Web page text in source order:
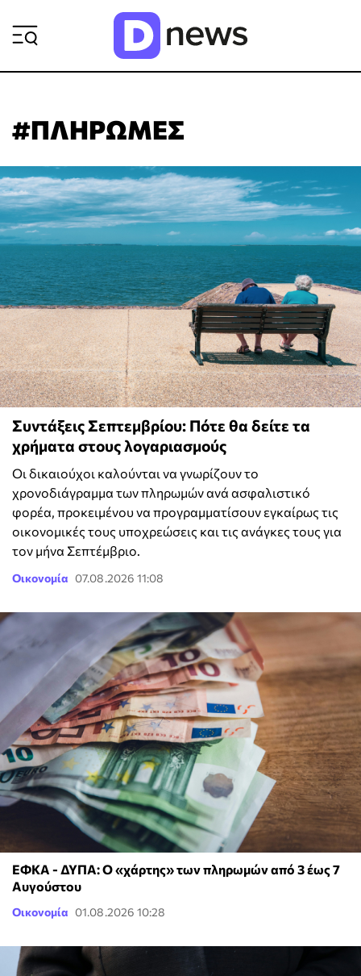
#ΠΛΗΡΩΜΕΣ
Συντάξεις Σεπτεμβρίου: Πότε θα δείτε τα
χρήματα στους λογαριασμούς
Οι δικαιούχοι καλούνται να γνωρίζουν το
χρονοδιάγραμμα των πληρωμών ανά ασφαλιστικό
φορέα, προκειμένου να προγραμματίσουν εγκαίρως τις
οικονομικές τους υποχρεώσεις και τις ανάγκες τους για
τον μήνα Σεπτέμβριο.
Οικονομία 07.08.2026 11:08
ΕΦΚΑ - ΔΥΠΑ: Ο «χάρτης» των πληρωμών από 3 έως 7
Αυγούστου
Οικονομία 01.08.2026 10:28